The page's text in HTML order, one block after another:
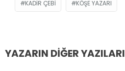
KADIR ÇEBI KÖŞE YAZARI
YAZARIN DİĞER YAZILARI